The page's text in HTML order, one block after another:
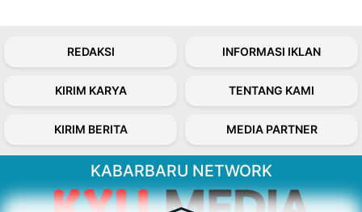
REDAKSI INFORMASI IKLAN
KIRIM KARYA TENTANG KAMI
KIRIM BERITA MEDIA PARTNER
KABARBARU NETWORK